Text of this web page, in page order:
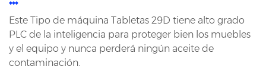
***
Este Tipo de máquina Tabletas 29D tiene alto grado
PLC de la inteligencia para proteger bien los muebles
y el equipo y nunca perderá ningún aceite de
contaminación.